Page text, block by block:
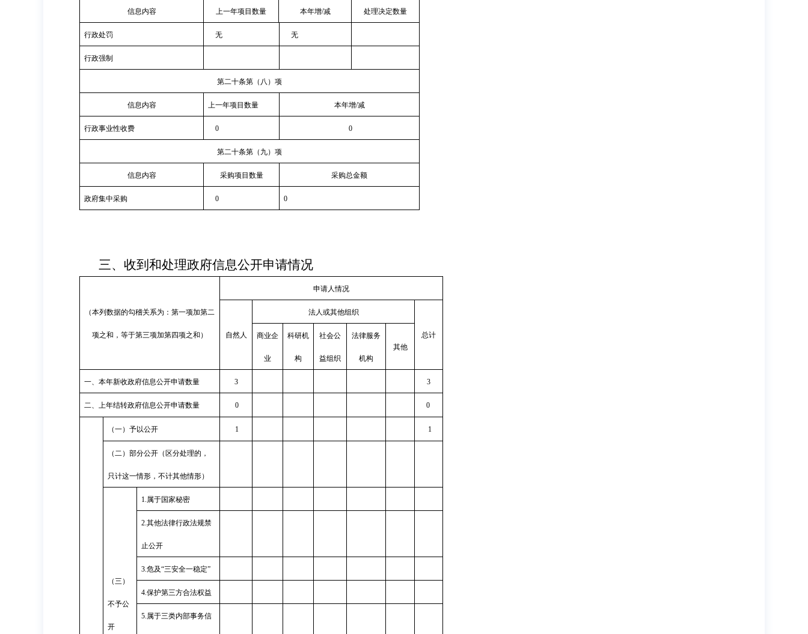
信息内容 上一年项目数量 本年增/减 处理决定数量
行政处罚 无 无
行政强制
第二十条第（八）项
信息内容 上一年项目数量 本年增/减
行政事业性收费 0 0
第二十条第（九）项
信息内容 采购项目数量 采购总金额
政府集中采购 0 0
三、收到和处理政府信息公开申请情况
（本列数据的勾稽关系为：第一项加第二
项之和，等于第三项加第四项之和）
申请人情况
自然人
法人或其他组织
总计
商业企
业
科研机
构
社会公
益组织
法律服务
机构
其他
一、本年新收政府信息公开申请数量 3 3
二、上年结转政府信息公开申请数量 0 0
（一）予以公开 1 1
（二）部分公开（区分处理的，
只计这一情形，不计其他情形）
（三）
不予公
开
1.属于国家秘密
2.其他法律行政法规禁
止公开
3.危及“三安全一稳定”
4.保护第三方合法权益
5.属于三类内部事务信